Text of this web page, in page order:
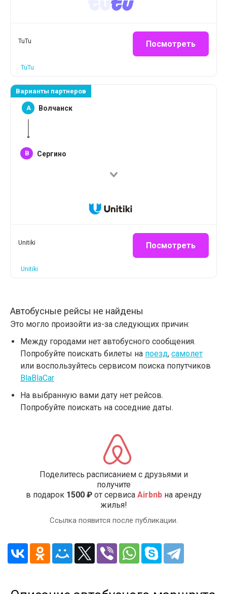
TuTu Посмотреть
TuTu
Варианты партнеров
A Волчанск
B Сергино
Unitiki Посмотреть
Unitiki
Автобусные рейсы не найдены
Это могло произойти из-за следующих причин:
Между городами нет автобусного сообщения.
Попробуйте поискать билеты на поезд, самолет
или воспользуйтесь сервисом поиска попутчиков
BlaBlaCar
На выбранную вами дату нет рейсов.
Попробуйте поискать на соседние даты.
Поделитесь расписанием с друзьями и
получите
в подарок 1500 ₽от сервиса Airbnbна аренду
жилья!
Ссылка появится после публикации.